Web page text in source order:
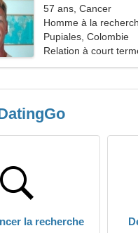
57 ans, Cancer
Homme à la
Pupiales, Colombie
Relation à court
la recherche